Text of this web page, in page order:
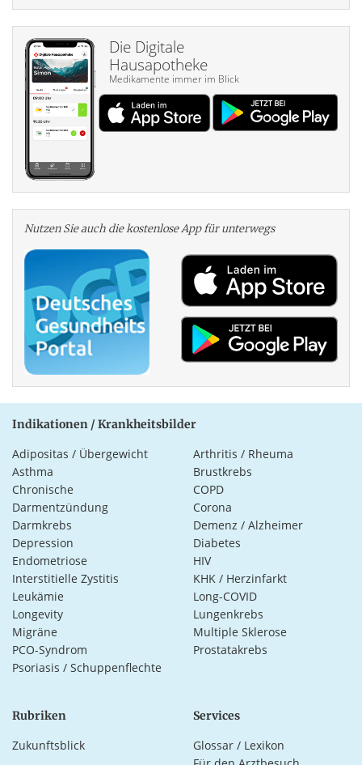
Die Digitale
Hausapotheke
Medikamente immer im Blick
Nutzen Sie auch die kosten­lose App für unterwegs
Indikationen / Krankheitsbilder
Adipositas / Übergewicht
Arthritis / Rheuma
Asthma
Brustkrebs
Chronische
Darmentzündung
COPD
Corona
Darmkrebs
Demenz / Alzheimer
Depression
Diabetes
Endometriose
HIV
Interstitielle Zystitis
KHK / Herzinfarkt
Leukämie
Long-COVID
Longevity
Lungenkrebs
Migräne
Multiple Sklerose
PCO-Syndrom
Prostatakrebs
Psoriasis / Schuppenflechte
Rubriken
Zukunftsblick
Services
Glossar / Lexikon